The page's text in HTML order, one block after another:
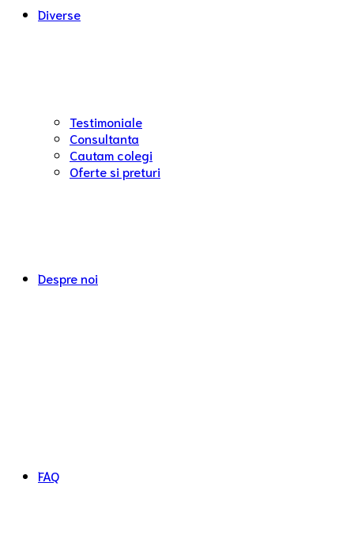
Diverse
Testimoniale
Consultanta
Cautam colegi
Oferte si preturi
Despre noi
FAQ